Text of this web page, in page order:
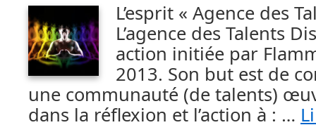
L’esprit « Agence des
L’agence des Talents
action initiée par
2013. Son but est de
une communauté (de talents)
dans la réflexion et l’action à : …